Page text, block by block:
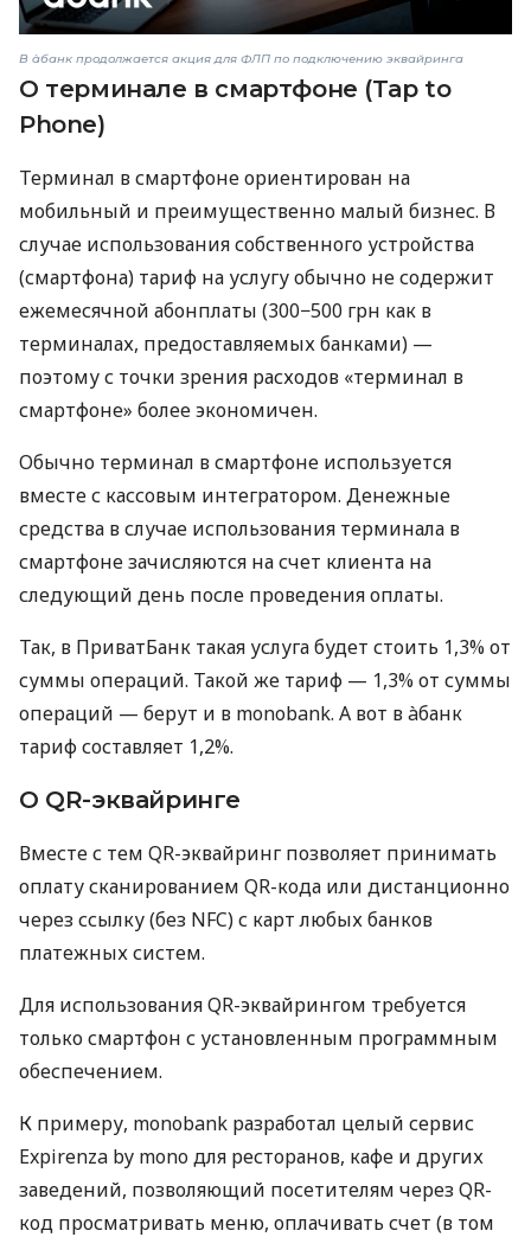
В àбанк продолжается акция для ФЛП по подключению эквайринга
О терминале в смартфоне (Tap to
Phone)
Терминал в смартфоне ориентирован на
мобильный и преимущественно малый бизнес. В
случае использования собственного устройства
(смартфона) тариф на услугу обычно не содержит
ежемесячной абонплаты (300−500 грн как в
терминалах, предоставляемых банками) —
поэтому с точки зрения расходов «терминал в
смартфоне» более экономичен.
Обычно терминал в смартфоне используется
вместе с кассовым интегратором. Денежные
средства в случае использования терминала в
смартфоне зачисляются на счет клиента на
следующий день после проведения оплаты.
Так, в ПриватБанк такая услуга будет стоить 1,3% от
суммы операций. Такой же тариф — 1,3% от суммы
операций — берут и в monobank. А вот в àбанк
тариф составляет 1,2%.
О QR-эквайринге
Вместе с тем QR-эквайринг позволяет принимать
оплату сканированием QR-кода или дистанционно
через ссылку (без NFC) с карт любых банков
платежных систем.
Для использования QR-эквайрингом требуется
только смартфон с установленным программным
обеспечением.
К примеру, monobank разработал целый сервис
Expirenza by mono для ресторанов, кафе и других
заведений, позволяющий посетителям через QR-
код просматривать меню, оплачивать счет (в том